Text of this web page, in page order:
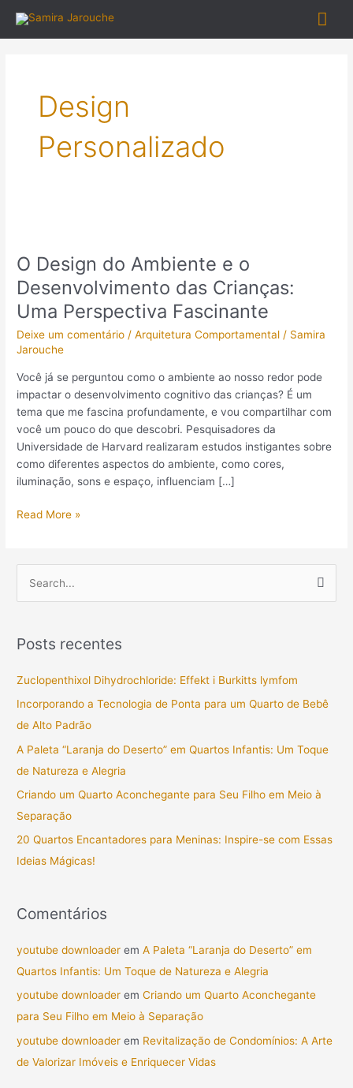
para
o
Design
Personalizado
O Design do Ambiente e o
Desenvolvimento das Crianças:
Uma Perspectiva Fascinante
Deixe um comentário /Arquitetura Comportamental / Samira
Jarouche
Você já se perguntou como o ambiente ao nosso redor pode
impactar o desenvolvimento cognitivo das crianças? É um
tema que me fascina profundamente, e vou compartilhar com
você um pouco do que descobri. Pesquisadores da
Universidade de Harvard realizaram estudos instigantes sobre
como diferentes aspectos do ambiente, como cores,
iluminação, sons e espaço, influenciam […]
do
Ambiente
e
o
Desenvolvimento
das
Uma
Perspectiva
Fascinante
Read More »
q
r
p
o
r
:
Posts recentes
Zuclopenthixol Dihydrochloride: Effekt i Burkitts lymfom
Incorporando a Tecnologia de Ponta para um Quarto de Bebê
de Alto Padrão
A Paleta “Laranja do Deserto” em Quartos Infantis: Um Toque
de Natureza e Alegria
Criando um Quarto Aconchegante para Seu Filho em Meio à
Separação
20 Quartos Encantadores para Meninas: Inspire-se com Essas
Ideias Mágicas!
Comentários
youtube downloader emA Paleta “Laranja do Deserto” em
Quartos Infantis: Um Toque de Natureza e Alegria
youtube downloader emCriando um Quarto Aconchegante
para Seu Filho em Meio à Separação
youtube downloader em Revitalização de Condomínios: A Arte
de Valorizar Imóveis e Enriquecer Vidas